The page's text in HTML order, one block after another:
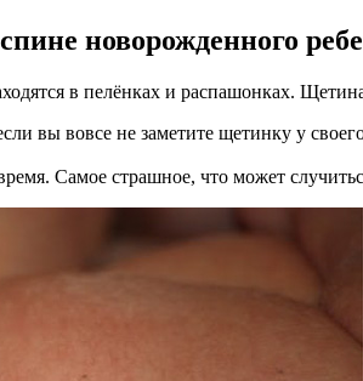
новорожденного
в пелёнках и распашонках. Щетина
вы вовсе не заметите щетинку у
Самое страшное, что может